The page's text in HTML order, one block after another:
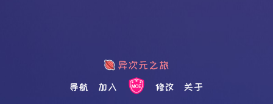
导航 加入 修改 关于